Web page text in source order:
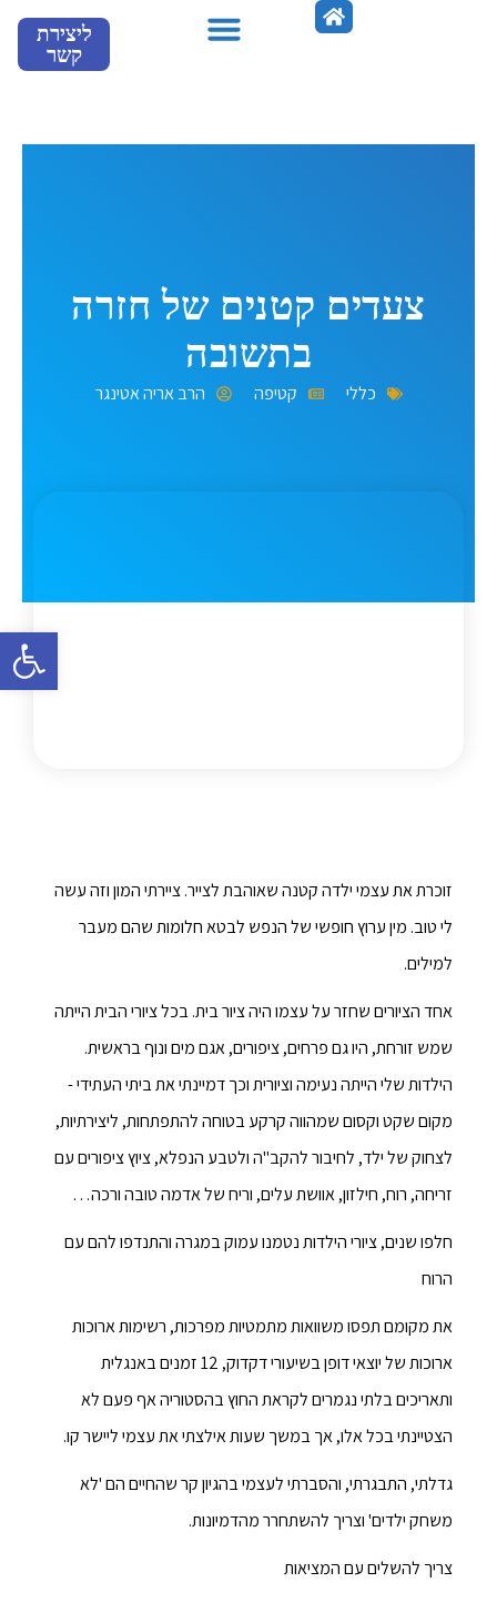
פתח
ליצירת
קשר
צעדים קטנים של חזרה
בתשובה
כללי קטיפה הרב אריה אטינגר
זוכרת את עצמי ילדה קטנה שאוהבת לצייר. ציירתי המון וזה עשה
לי טוב. מין ערוץ חופשי של הנפש לבטא חלומות שהם מעבר
למילים.
אחד הציורים שחזר על עצמו היה ציור בית. בכל ציורי הבית הייתה
שמש זורחת, היו גם פרחים, ציפורים, אגם מים ונוף בראשית.
הילדות שלי הייתה נעימה וציורית וכך דמיינתי את ביתי העתידי -
מקום שקט וקסום שמהווה קרקע בטוחה להתפתחות, ליצירתיות,
לצחוק של ילד, לחיבור להקב"ה ולטבע הנפלא, ציוץ ציפורים עם
זריחה, רוח, חילזון, אוושת עלים, וריח של אדמה טובה ורכה…
חלפו שנים, ציורי הילדות נטמנו עמוק במגרה והתנדפו להם עם
הרוח
את מקומם תפסו משוואות מתמטיות מפרכות, רשימות ארוכות
ארוכות של יוצאי דופן בשיעורי דקדוק, 12 זמנים באנגלית
ותאריכים בלתי נגמרים לקראת החוץ בהסטוריה אף פעם לא
הצטיינתי בכל אלו, אך במשך שעות אילצתי את עצמי ליישר קו.
גדלתי, התבגרתי, והסברתי לעצמי בהגיון קר שהחיים הם 'לא
משחק ילדים' וצריך להשתחרר מהדמיונות.
צריך להשלים עם המציאות